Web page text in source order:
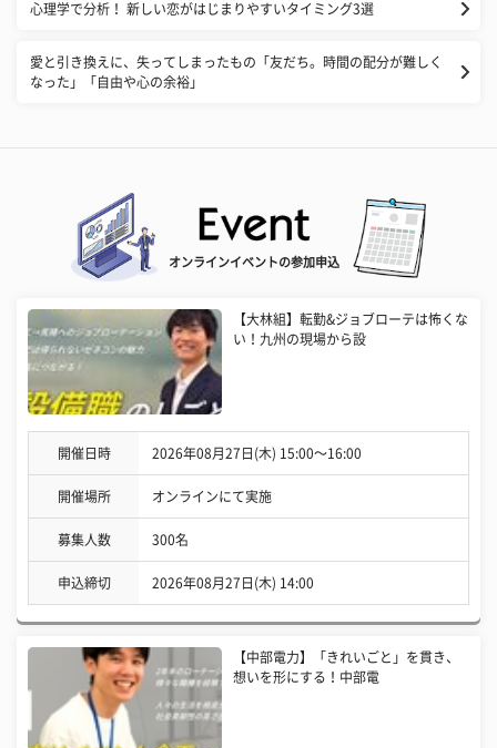
心理学で分析！ 新しい恋がはじまりやすいタイミング3選
愛と引き換えに、失ってしまったもの「友だち。時間の配分が難しく
なった」「自由や心の余裕」
オンラインイベントの参加申込
【大林組】転勤&ジョブローテは怖くな
い！九州の現場から設
開催日時 2026年08月27日(木) 15:00〜16:00
開催場所 オンラインにて実施
募集人数 300名
申込締切 2026年08月27日(木) 14:00
【中部電力】「きれいごと」を貫き、
想いを形にする！中部電